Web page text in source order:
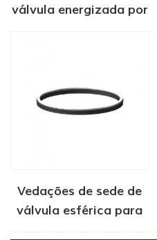
válvula energizada por
Vedações de sede de
válvula esférica para
válvula criogênica e